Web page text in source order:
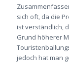
sich oft, da die
ist verständlich,
Grund höherer
jedoch hat man